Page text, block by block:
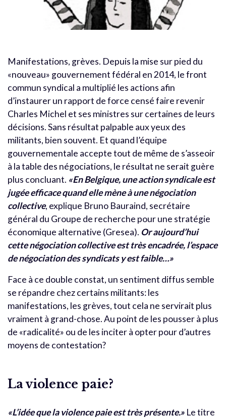
Manifestations, grèves. Depuis la mise sur pied du
«nouveau» gouvernement fédéral en 2014, le front
commun syndical a multiplié les actions afin
d’instaurer un rapport de force censé faire revenir
Charles Michel et ses ministres sur certaines de leurs
décisions. Sans résultat palpable aux yeux des
militants, bien souvent. Et quand l’équipe
gouvernementale accepte tout de même de s’asseoir
à la table des négociations, le résultat ne serait guère
plus concluant. «En Belgique, une action syndicale est
jugée efficace quand elle mène à une négociation
collective, explique Bruno Bauraind, secrétaire
général du Groupe de recherche pour une stratégie
économique alternative (Gresea). Or aujourd’hui
cette négociation collective est très encadrée, l’espace
de négociation des syndicats y est faible…»
Face à ce double constat, un sentiment diffus semble
se répandre chez certains militants: les
manifestations, les grèves, tout cela ne servirait plus
vraiment à grand-chose. Au point de les pousser à plus
de «radicalité» ou de les inciter à opter pour d’autres
moyens de contestation?
La violence paie?
«L’idée que la violence paie est très présente.» Le titre